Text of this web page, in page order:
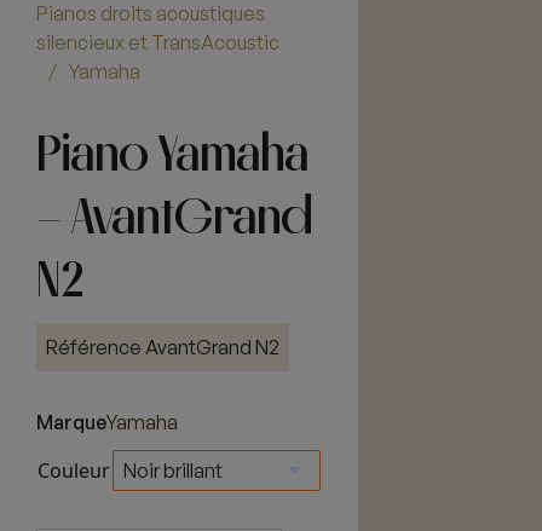
Pianos droits acoustiques
silencieux et TransAcoustic
/ Yamaha
Piano Yamaha
– AvantGrand
N2
Référence AvantGrand N2
MarqueYamaha
Couleur